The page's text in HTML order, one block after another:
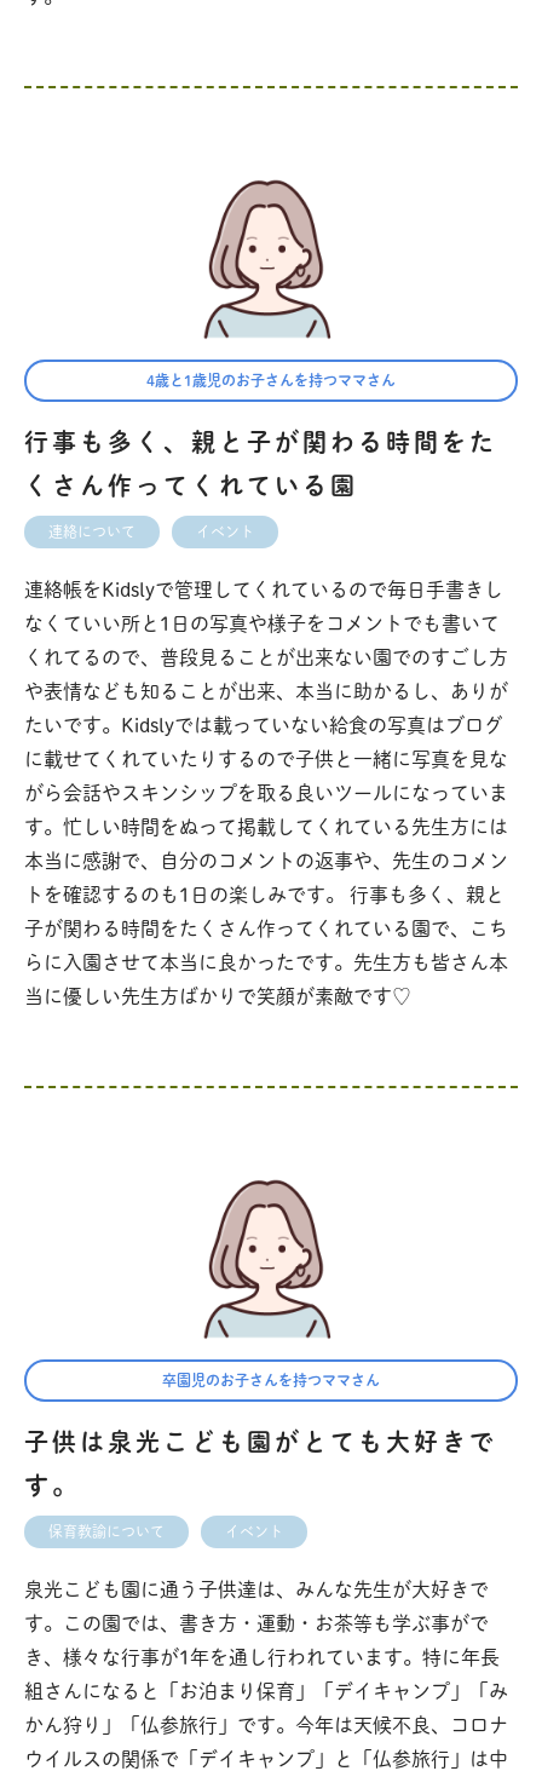
4歳と1歳児のお子さんを持つママさん
行事も多く、親と子が関わる時間をた
くさん作ってくれている園
連絡について イベント
連絡帳をKidslyで管理してくれているので毎日手書きし
なくていい所と1日の写真や様子をコメントでも書いて
くれてるので、普段見ることが出来ない園でのすごし方
や表情なども知ることが出来、本当に助かるし、ありが
たいです。Kidslyでは載っていない給食の写真はブログ
に載せてくれていたりするので子供と一緒に写真を見な
がら会話やスキンシップを取る良いツールになっていま
す。忙しい時間をぬって掲載してくれている先生方には
本当に感謝で、自分のコメントの返事や、先生のコメン
トを確認するのも1日の楽しみです。 行事も多く、親と
子が関わる時間をたくさん作ってくれている園で、こち
らに入園させて本当に良かったです。先生方も皆さん本
当に優しい先生方ばかりで笑顔が素敵です♡
卒園児のお子さんを持つママさん
子供は泉光こども園がとても大好きで
す。
保育教諭について イベント
泉光こども園に通う子供達は、みんな先生が大好きで
す。この園では、書き方・運動・お茶等も学ぶ事がで
き、様々な行事が1年を通し行われています。特に年長
組さんになると「お泊まり保育」「デイキャンプ」「み
かん狩り」「仏参旅行」です。今年は天候不良、コロナ
ウイルスの関係で「デイキャンプ」と「仏参旅行」は中